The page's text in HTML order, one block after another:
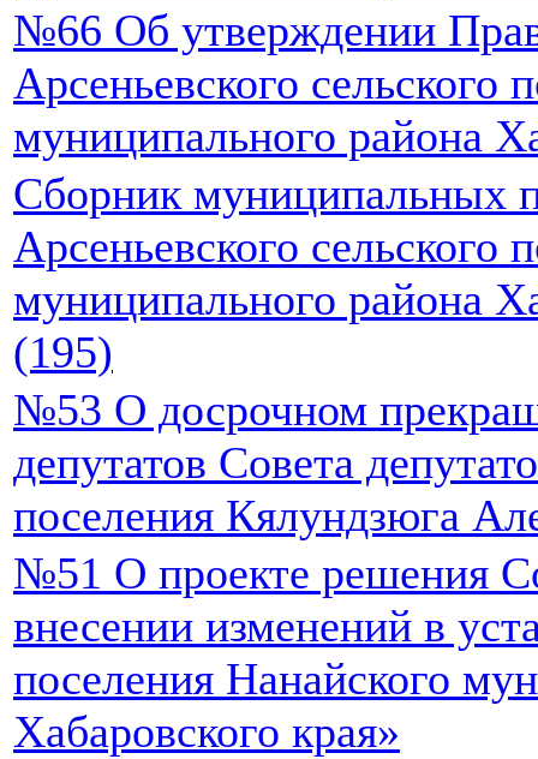
№66 Об утверждении
Арсеньевского сельского
муниципального района
Сборник муниципальных
Арсеньевского сельского
муниципального района
(195)
№53 О досрочном
депутатов Совета
поселения Кялундзюга
№51 О проекте решения
внесении изменений в
поселения Нанайского
Хабаровского края»